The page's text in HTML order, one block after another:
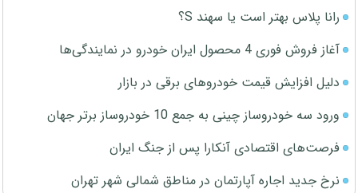
رانا پلاس بهتر است یا سهند S؟
آغاز فروش فوری 4 محصول ایران خودرو در نمایندگی‌ها
دلیل افزایش قیمت خودروهای برقی در بازار
ورود سه خودروساز چینی به جمع 10 خودروساز برتر جهان
فرصت‌های اقتصادی آنکارا پس از جنگ ایران
نرخ جدید اجاره آپارتمان در مناطق شمالی شهر تهران